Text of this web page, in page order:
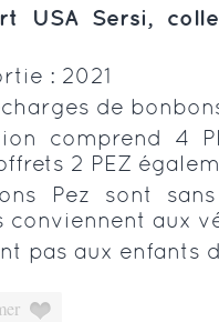
USA Sersi,
: 2021
de
comprend 4
2 PEZ
Pez sont
conviennent aux
pas aux enfants